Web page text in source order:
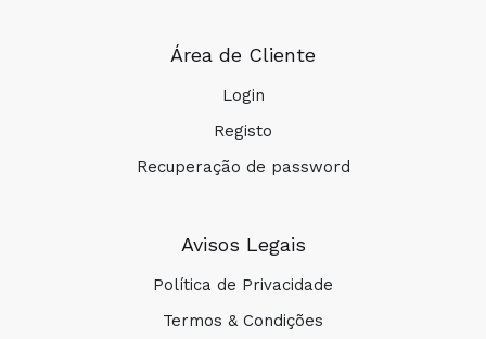
Área de Cliente
Login
Registo
Recuperação de password
Avisos Legais
Política de Privacidade
Termos & Condições